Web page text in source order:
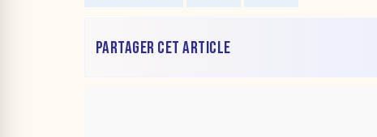
PARTAGER CET ARTICLE